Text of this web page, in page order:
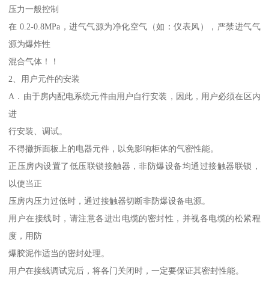
压力一般控制
在 0.2-0.8MPa，进气气源为净化空气（如：仪表风），严禁进气气
源为爆炸性
混合气体！！
2、用户元件的安装
A．由于房内配电系统元件由用户自行安装，因此，用户必须在区内
进
行安装、调试。
不得撤拆面板上的电器元件，以免影响柜体的气密性能。
正压房内设置了低压联锁接触器，非防爆设备均通过接触器联锁，
以使当正
压房内压力过低时，通过接触器切断非防爆设备电源。
用户在接线时，请注意各进出电缆的密封性，并视各电缆的松紧程
度，用防
爆胶泥作适当的密封处理。
用户在接线调试完后，将各门关闭时，一定要保证其密封性能。